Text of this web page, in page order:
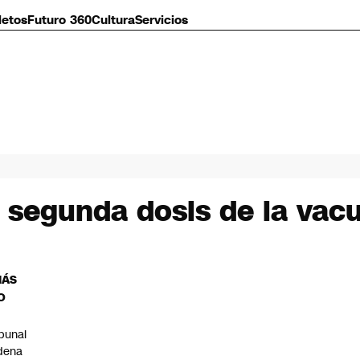
Futuro 360CulturaServicios
dosis de la